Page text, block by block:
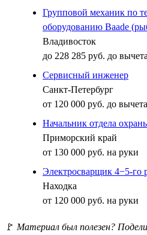
Групповой механик по
оборудованию Baade
Владивосток
до 228 285 руб. до
Сервисный инженер
Санкт-Петербург
от 120 000 руб. до
Начальник отдела
Приморский край
от 130 000 руб. на руки
Электросварщик 4−5-го
Находка
от 120 000 руб. на руки
🚩 Материал был полезен?